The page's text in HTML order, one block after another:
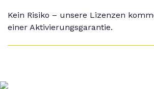
Kein Risiko – unsere Lizenzen
einer Aktivierungsgarantie.